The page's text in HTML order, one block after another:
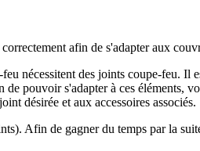
afin de s'adapter aux
nécessitent des joints coupe-feu. Il
pouvoir s'adapter à ces éléments,
désirée et aux accessoires associés.
Afin de gagner du temps par la